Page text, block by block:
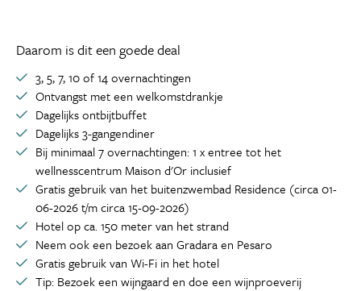
Daarom is dit een goede deal
3, 5, 7, 10 of 14 overnachtingen
Ontvangst met een welkomstdrankje
Dagelijks ontbijtbuffet
Dagelijks 3-gangendiner
Bij minimaal 7 overnachtingen: 1 x entree tot het
wellnesscentrum Maison d'Or inclusief
Gratis gebruik van het buitenzwembad Residence (circa 01-
06-2026 t/m circa 15-09-2026)
Hotel op ca. 150 meter van het strand
Neem ook een bezoek aan Gradara en Pesaro
Gratis gebruik van Wi-Fi in het hotel
Tip: Bezoek een wijngaard en doe een wijnproeverij